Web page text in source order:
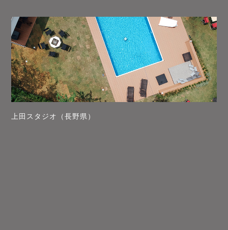
上田スタジオ（長野県）